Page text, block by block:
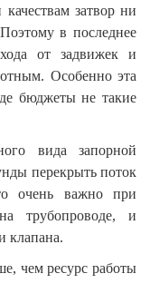
затвор ни
в последнее
от задвижек и
Особенно эта
бюджеты не такие
вида запорной
перекрыть поток
очень важно при
трубопроводе, и
клапана.
чем ресурс работы